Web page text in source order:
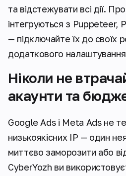
та відстежувати всі дії.
інтегруються з Puppeteer,
— підключайте їх до своїх
додаткового
Ніколи не
акаунти та
Google Ads і Meta Ads не
низькоякісних IP — один
миттєво заморозити або
CyberYozh ви